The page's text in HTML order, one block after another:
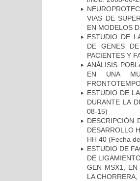
VIAS DE
EN MODELOS
ESTUDIO DE
DE GENES
PACIENTES Y
ANÁLISIS
EN UNA
ESTUDIO DE
DURANTE LA
08-15)
DESCRIPCIÓN
DESARROLLO
HH 40 (Fecha
ESTUDIO DE
DE
GEN MSX1, EN
LA